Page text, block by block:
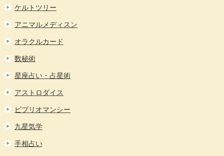
ケルトツリー
アニマルメディスン
オラクルカード
数秘術
星座占い・占星術
アストロダイス
ビブリオマンシー
九星気学
手相占い